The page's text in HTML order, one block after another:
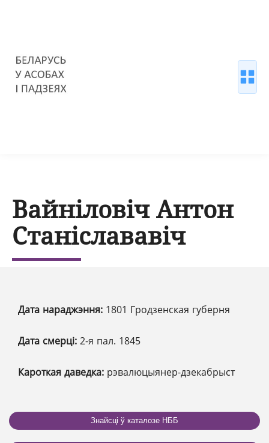
Вайніловіч Антон
Станіслававіч
Дата нараджэння: 1801 Гродзенская губерня
Дата смерці: 2-я пал. 1845
Кароткая даведка: рэвалюцыянер-дзекабрыст
Знайсці ў каталозе НББ